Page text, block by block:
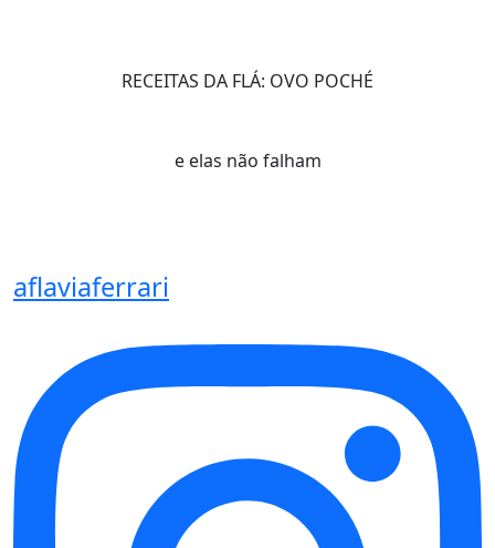
RECEITAS DA FLÁ: OVO POCHÉ
e elas não falham
aflaviaferrari